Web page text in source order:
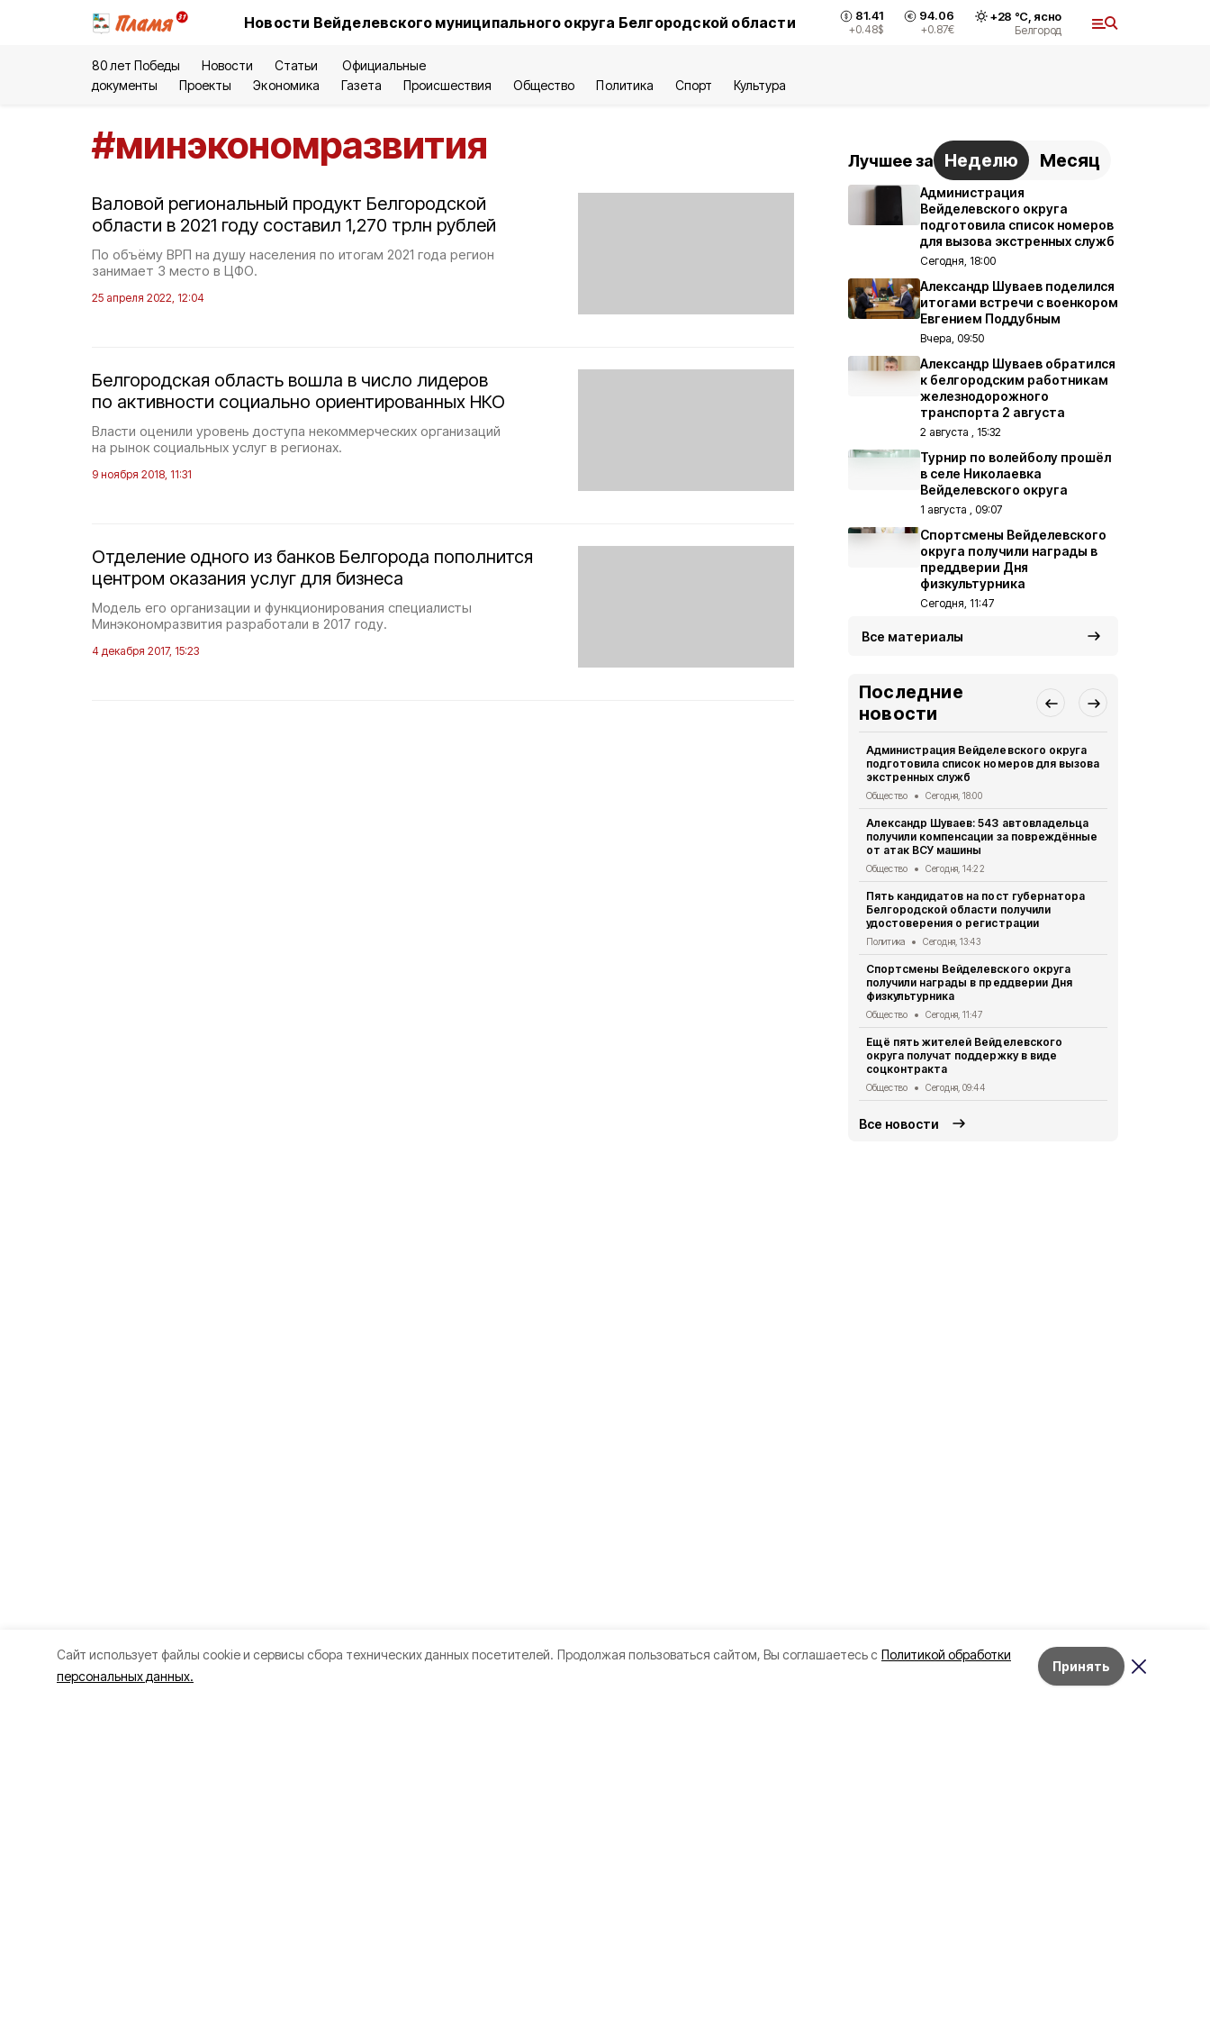
Cайт использует файлы cookie и сервисы сбора технических данных посетителей. Продолжая пользоваться сайтом, Вы соглашаетесь с Политикой обработки
персональных данных.
Принять
Новости Вейделевского муниципального округа Белгородской области 81.41
+0.48$
94.06
+0.87€
+28 °С, ясно
Белгород
80 лет Победы Новости Статьи
Официальные
документы
Проекты Экономика Газета Происшествия Общество Политика Спорт Культура
#минэкономразвития
Валовой региональный продукт Белгородской
области в 2021 году составил 1,270 трлн рублей
По объёму ВРП на душу населения по итогам 2021 года регион
занимает 3 место в ЦФО.
25 апреля 2022, 12:04
Белгородская область вошла в число лидеров
по активности социально ориентированных НКО
Власти оценили уровень доступа некоммерческих организаций
на рынок социальных услуг в регионах.
9 ноября 2018, 11:31
Отделение одного из банков Белгорода пополнится
центром оказания услуг для бизнеса
Модель его организации и функционирования специалисты
Минэкономразвития разработали в 2017 году.
4 декабря 2017, 15:23
Лучшее за Неделю Месяц
Администрация
Вейделевского округа
подготовила список номеров
для вызова экстренных служб
Сегодня, 18:00
Александр Шуваев поделился
итогами встречи с военкором
Евгением Поддубным
Вчера, 09:50
Александр Шуваев обратился
к белгородским работникам
железнодорожного
транспорта 2 августа
2 августа , 15:32
Турнир по волейболу прошёл
в селе Николаевка
Вейделевского округа
1 августа , 09:07
Спортсмены Вейделевского
округа получили награды в
преддверии Дня
физкультурника
Сегодня, 11:47
Все материалы
Последние
новости
Администрация Вейделевского округа
подготовила список номеров для вызова
экстренных служб
Общество Сегодня, 18:00
Александр Шуваев: 543 автовладельца
получили компенсации за повреждённые
от атак ВСУ машины
Общество Сегодня, 14:22
Пять кандидатов на пост губернатора
Белгородской области получили
удостоверения о регистрации
Политика Сегодня, 13:43
Спортсмены Вейделевского округа
получили награды в преддверии Дня
физкультурника
Общество Сегодня, 11:47
Ещё пять жителей Вейделевского
округа получат поддержку в виде
соцконтракта
Общество Сегодня, 09:44
Все новости